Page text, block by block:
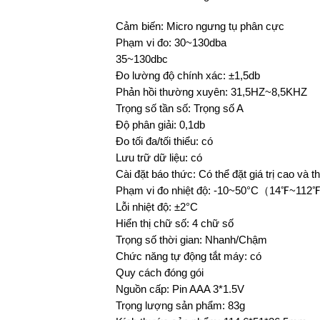
Cảm biến: Micro ngưng tụ phân cực
Phạm vi đo: 30~130dba
35~130dbc
Đo lường độ chính xác: ±1,5db
Phản hồi thường xuyên: 31,5HZ~8,5KHZ
Trọng số tần số: Trọng số A
Độ phân giải: 0,1db
Đo tối đa/tối thiểu: có
Lưu trữ dữ liệu: có
Cài đặt báo thức: Có thể đặt giá trị cao và
Phạm vi đo nhiệt độ: -10~50°C（14℉~112℉
Lỗi nhiệt độ: ±2°C
Hiển thị chữ số: 4 chữ số
Trọng số thời gian: Nhanh/Chậm
Chức năng tự động tắt máy: có
Quy cách đóng gói
Nguồn cấp: Pin AAA 3*1.5V
Trọng lượng sản phẩm: 83g